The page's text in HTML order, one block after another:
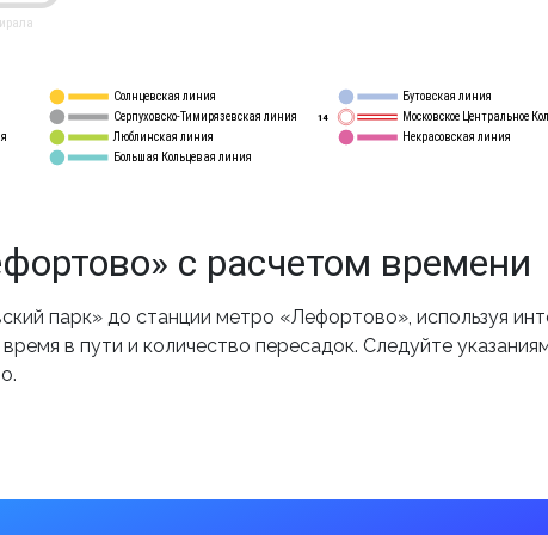
Солнцевская линия
Серпуховско-Тимирязевская линия
Люблинская линия
Бутовская линия
Московское Центральное
Большая Кольцевая линия
Некрасовская линия
14
с расчетом времени
парк» до станции метро «Лефортово», используя
в пути и количество пересадок. Следуйте